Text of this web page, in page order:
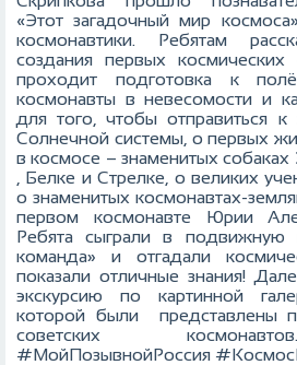
«Этот загадочный мир
космонавтики. Ребятам
создания первых
проходит подготовка к
космонавты в невесомости и
для того, чтобы отправиться к
Солнечной системы, о первых
в космосе – знаменитых
, Белке и Стрелке, о великих
о знаменитых космонавтах-
первом космонавте Юрии
Ребята сыграли в подвижную
команда» и отгадали
показали отличные знания!
экскурсию по картинной
которой были представлены
советских
#МойПозывнойРоссия